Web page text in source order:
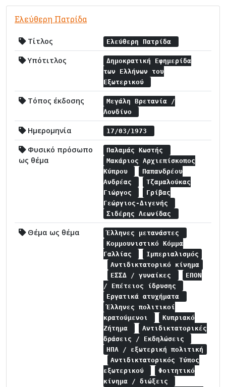
Ελεύθερη Πατρίδα
Τίτλος Ελεύθερη Πατρίδα
Υπότιτλος
Δημοκρατική Εφημερίδα
των Ελλήνων του
Εξωτερικού
Τόπος έκδοσης
Μεγάλη Βρετανία /
Λονδίνο
Ημερομηνία 17/03/1973
Φυσικό πρόσωπο
ως θέμα
Παλαμάς Κωστής
Μακάριος Αρχιεπίσκοπος
Κύπρου
Παπανδρέου
Ανδρέας
Τζαμαλούκας
Γιώργος
Γρίβας
Γεώργιος-Διγενής
Σιδέρης Λεωνίδας
Θέμα ως θέμα
Έλληνες μετανάστες
Κομμουνιστικό Κόμμα
Γαλλίας
Ιμπεριαλισμός
Αντιδικτατορικό κίνημα
ΕΣΣΔ / γυναίκες
ΕΠΟΝ
/ Επέτειος ίδρυσης
Εργατικά ατυχήματα
Έλληνες πολιτικοί
κρατούμενοι
Κυπριακό
Ζήτημα
Αντιδικτατορικές
δράσεις / Εκδηλώσεις
ΗΠΑ / εξωτερική πολιτική
Αντιδικτατορικός Τύπος
εξωτερικού
Φοιτητικό
κίνημα / διώξεις